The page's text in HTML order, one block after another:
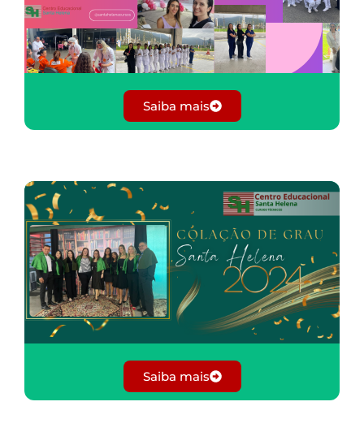
Saiba mais
Saiba mais